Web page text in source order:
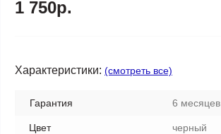
1 750р.
Характеристики: (смотреть все)
Гарантия 6 месяцев
Цвет черный